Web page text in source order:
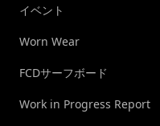
イベント
Worn Wear
FCDサーフボード
Work in Progress Report